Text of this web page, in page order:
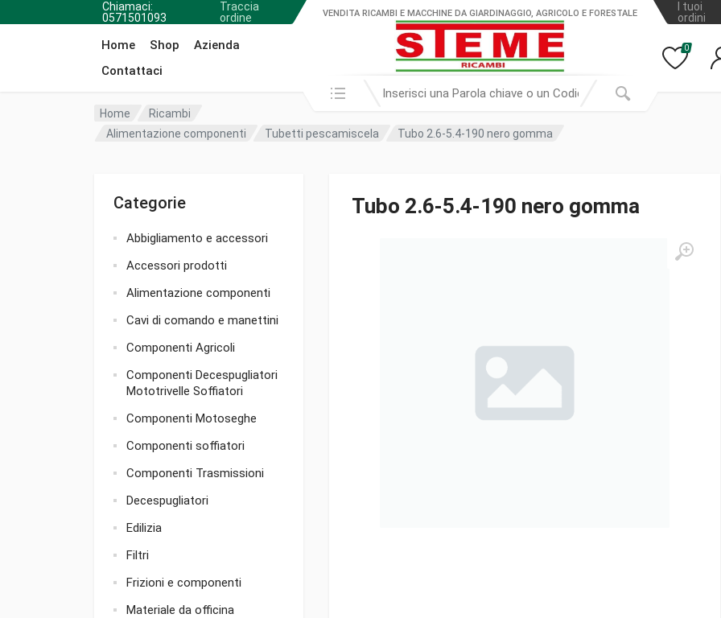
Chiamaci:
0571501093
Traccia
ordine
I tuoi
ordini
Home Shop
Azienda
Contattaci
VENDITA RICAMBI E MACCHINE DA GIARDINAGGIO, AGRICOLO E FORESTALE
Cerca in:
0
Home
Ricambi
Alimentazione componenti
Tubetti pescamiscela Tubo 2.6-5.4-190 nero gomma
Categorie
Abbigliamento e accessori
Accessori prodotti
Alimentazione componenti
Cavi di comando e manettini
Componenti Agricoli
Componenti Decespugliatori
Mototrivelle Soffiatori
Componenti Motoseghe
Componenti soffiatori
Componenti Trasmissioni
Decespugliatori
Edilizia
Filtri
Frizioni e componenti
Materiale da officina
Tubo 2.6-5.4-190 nero gomma